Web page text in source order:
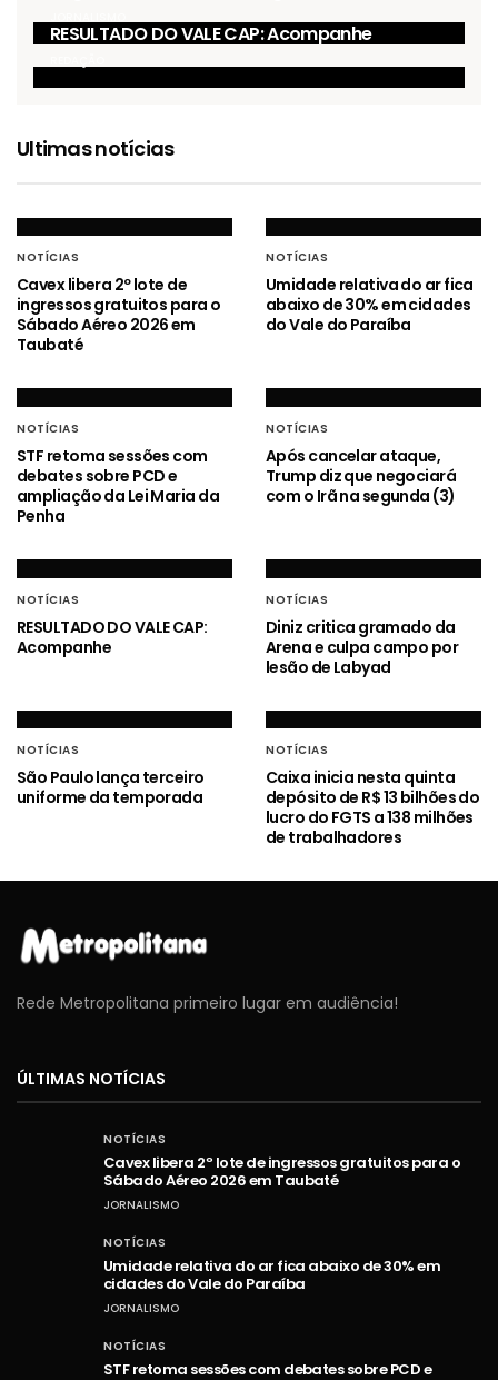
RESULTADO DO VALE CAP: Acompanhe
Ultimas notícias
NOTÍCIAS
Cavex libera 2º lote de
ingressos gratuitos para o
Sábado Aéreo 2026 em
Taubaté
NOTÍCIAS
Umidade relativa do ar fica
abaixo de 30% em cidades
do Vale do Paraíba
NOTÍCIAS
STF retoma sessões com
debates sobre PCD e
ampliação da Lei Maria da
Penha
NOTÍCIAS
Após cancelar ataque,
Trump diz que negociará
com o Irã na segunda (3)
NOTÍCIAS
RESULTADO DO VALE CAP:
Acompanhe
NOTÍCIAS
Diniz critica gramado da
Arena e culpa campo por
lesão de Labyad
NOTÍCIAS
São Paulo lança terceiro
uniforme da temporada
NOTÍCIAS
Caixa inicia nesta quinta
depósito de R$ 13 bilhões do
lucro do FGTS a 138 milhões
de trabalhadores
Rede Metropolitana primeiro lugar em audiência!
ÚLTIMAS NOTÍCIAS
NOTÍCIAS
Cavex libera 2º lote de ingressos gratuitos para o
Sábado Aéreo 2026 em Taubaté
JORNALISMO
NOTÍCIAS
Umidade relativa do ar fica abaixo de 30% em
cidades do Vale do Paraíba
JORNALISMO
NOTÍCIAS
STF retoma sessões com debates sobre PCD e